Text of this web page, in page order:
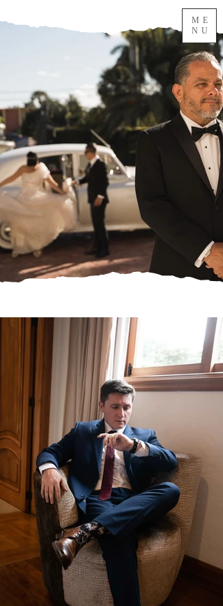
ME
NU
NOVIOS
Fotografías únicas e
inolvidables para ellos
Galeria